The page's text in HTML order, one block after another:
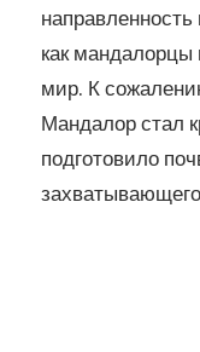
как мандалорцы
мир. К
Мандалор стал
подготовило